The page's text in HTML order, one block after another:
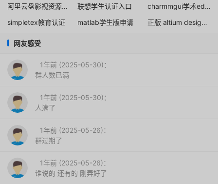
阿里云盘影视资源论坛
联想学生认证入口
charmmgui学术edu邮箱
simpletex教育认证
matlab学生版申请 正版 altium designer免费分享
网友感受
1年前 (2025-05-30)：
群人数已满
1年前 (2025-05-30)：
人满了
1年前 (2025-05-26)：
群过期了
1年前 (2025-05-26)：
谁说的 还有的 刚弄好了